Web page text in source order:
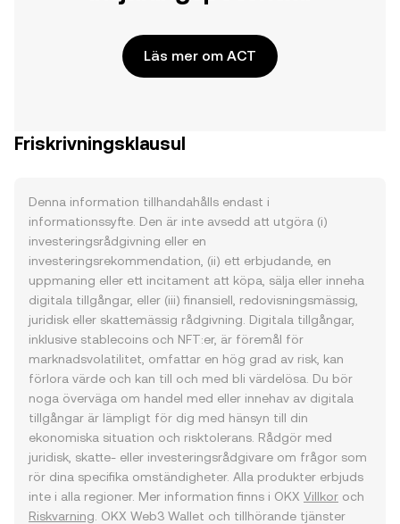
Läs mer om ACT
Friskrivningsklausul
Denna information tillhandahålls endast i
informationssyfte. Den är inte avsedd att utgöra (i)
investeringsrådgivning eller en
investeringsrekommendation, (ii) ett erbjudande, en
uppmaning eller ett incitament att köpa, sälja eller inneha
digitala tillgångar, eller (iii) finansiell, redovisningsmässig,
juridisk eller skattemässig rådgivning. Digitala tillgångar,
inklusive stablecoins och NFT:er, är föremål för
marknadsvolatilitet, omfattar en hög grad av risk, kan
förlora värde och kan till och med bli värdelösa. Du bör
noga överväga om handel med eller innehav av digitala
tillgångar är lämpligt för dig med hänsyn till din
ekonomiska situation och risktolerans. Rådgör med
juridisk, skatte- eller investeringsrådgivare om frågor som
rör dina specifika omständigheter. Alla produkter erbjuds
inte i alla regioner. Mer information finns i OKX Villkor och
Riskvarning . OKX Web3 Wallet och tillhörande tjänster